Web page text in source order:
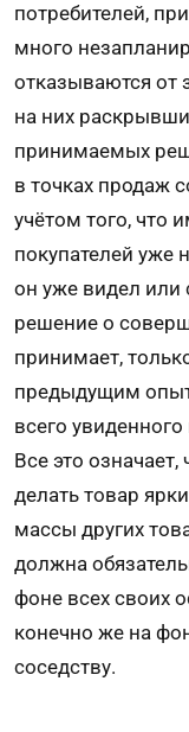
потребителей,
много
отказываются от
на них
принимаемых
в точках продаж
учётом того, что
покупателей уже
он уже видел или
решение о
принимает,
предыдущим
всего
Все это
делать товар
массы других
должна
фоне всех своих
конечно же на
соседству.